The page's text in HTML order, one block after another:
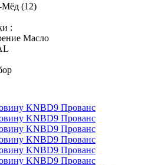
Мёд (12)
:
Масло